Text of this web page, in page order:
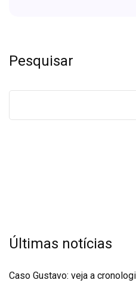
Pesquisar
Últimas notícias
Caso Gustavo: veja a